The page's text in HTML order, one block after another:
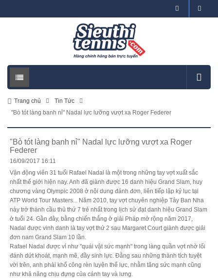
Trang chủ
Tin Tức
"Bò tót làng banh nỉ" Nadal lực lưỡng vượt xa Roger Federer
"Bò tót làng banh nỉ" Nadal lực lưỡng vượt xa Roger
Federer
16/09/2017 16:11
Vận động viên 31 tuổi Rafael Nadal là một trong những tay vợt xuất sắc
nhất thế giới hiện nay. Anh đã giành được 16 danh hiệu Grand Slam, huy
chương vàng Olympic 2008 ở nội dung đánh đơn, liên tiếp lập kỷ lục tại
ATP World Tour Masters... Năm 2010, tay vợt chuyên nghiệp Tây Ban Nha
này trở thành cầu thủ thứ 7 trẻ nhất trong lịch sử đạt danh hiệu Grand Slam
ở tuổi 24. Gần đây, bằng chiến thắng ở giải Pháp mở rộng năm 2017,
Nadal được vinh danh là tay vợt thứ 2 sau Margaret Court giành được giải
đơn nam Grand Slam 10 lần.
Rafael Nadal được ví như "quái vật sức mạnh" trong làng quần vợt nhờ lối
đánh dứt khoát, mạnh mẽ, đầy sinh lực. Đằng sau những thành tích tuyệt
vời trên, anh phải khổ công rèn luyện thể lực, nhằm tăng sức mạnh cũng
như khả năng chịu đựng của cánh tay và lưng.